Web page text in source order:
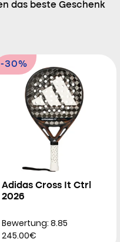
das beste Geschenk
-30%
Adidas Cross It Ctrl
2026
Bewertung: 8.85
245.00€